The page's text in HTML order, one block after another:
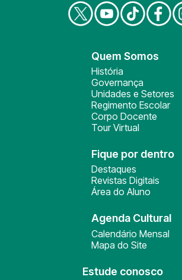
Quem Somos
História
Governança
Unidades e Setores
Regimento Escolar
Corpo Docente
Tour Virtual
Fique por dentro
Destaques
Revistas Digitais
Área do Aluno
Agenda Cultural
Calendário Mensal
Mapa do Site
Estude conosco